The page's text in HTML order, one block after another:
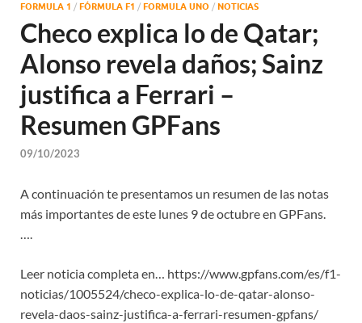
FORMULA 1 / FÓRMULA F1 / FORMULA UNO / NOTICIAS
Checo explica lo de Qatar;
Alonso revela daños; Sainz
justifica a Ferrari –
Resumen GPFans
09/10/2023
A continuación te presentamos un resumen de las notas
más importantes de este lunes 9 de octubre en GPFans.
….
Leer noticia completa en… https://www.gpfans.com/es/f1-
noticias/1005524/checo-explica-lo-de-qatar-alonso-
revela-daos-sainz-justifica-a-ferrari-resumen-gpfans/